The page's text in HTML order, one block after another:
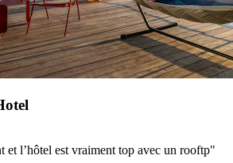
et l’hôtel est vraiment top avec un rooftp"